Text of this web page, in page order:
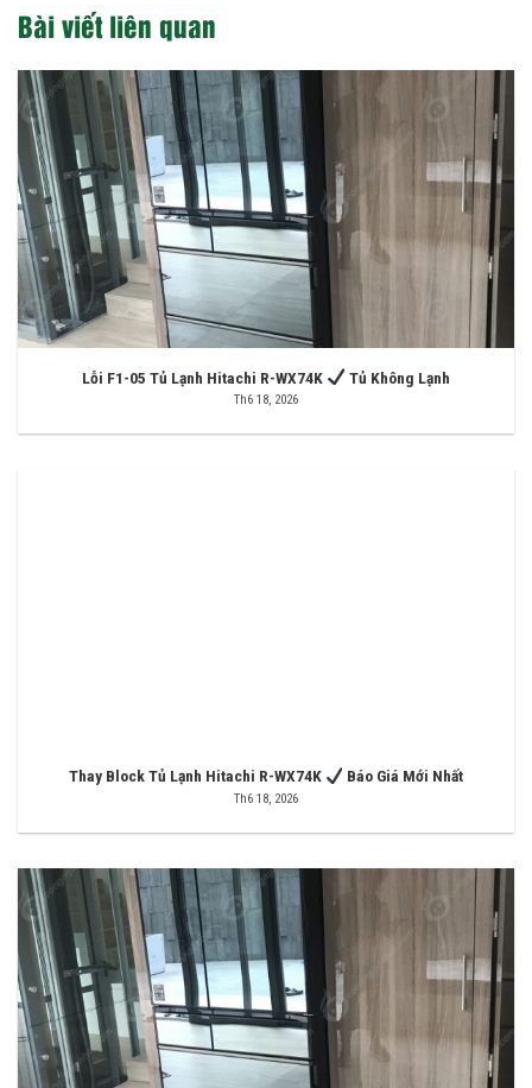
Bài viết liên quan
Lỗi F1-05 Tủ Lạnh Hitachi R-WX74K Tủ Không Lạnh
Th6 18, 2026
Thay Block Tủ Lạnh Hitachi R-WX74K Báo Giá Mới Nhất
Th6 18, 2026